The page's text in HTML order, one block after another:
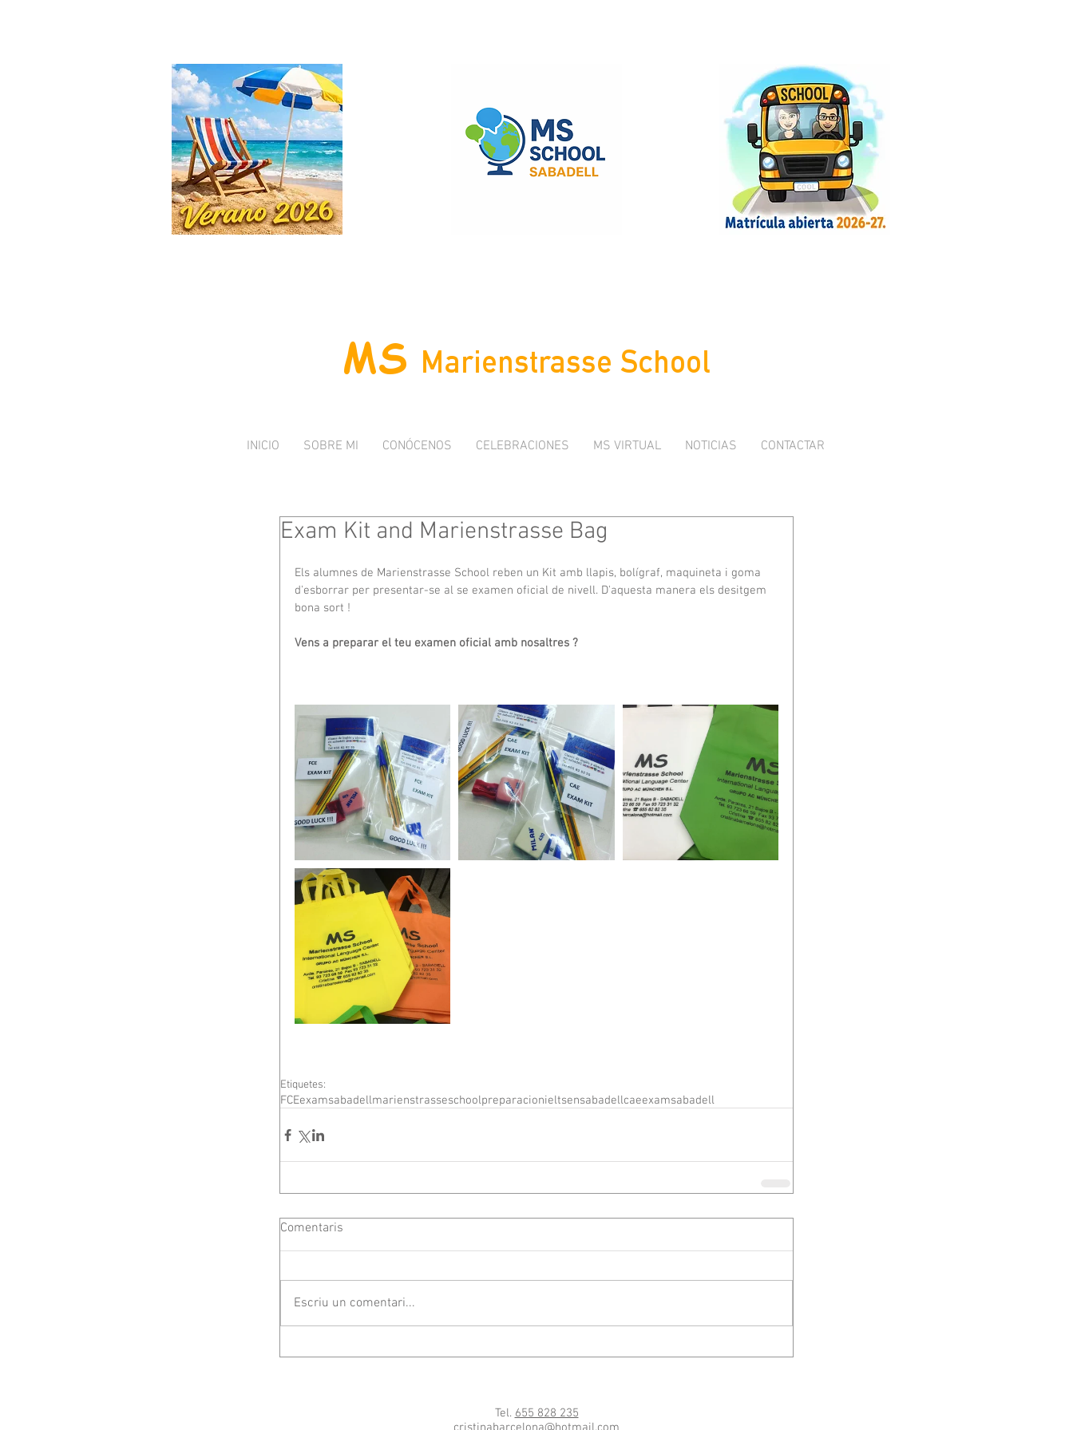
INICIO SOBRE MI CONÓCENOS CELEBRACIONES MS VIRTUAL NOTICIAS CONTACTAR
Exam Kit and Marienstrasse Bag
Els alumnes de Marienstrasse School reben un Kit amb llapis, bolígraf, maquineta i goma
d'esborrar per presentar-se al se examen oficial de nivell. D'aquesta manera els desitgem
bona sort !
Vens a preparar el teu examen oficial amb nosaltres ?
Etiquetes:
FCEexamsabadellmarienstrasseschoolpreparacionieltsensabadellcaeexamsabadell
Comentaris
Escriu un comentari...
Tel. 655 828 235